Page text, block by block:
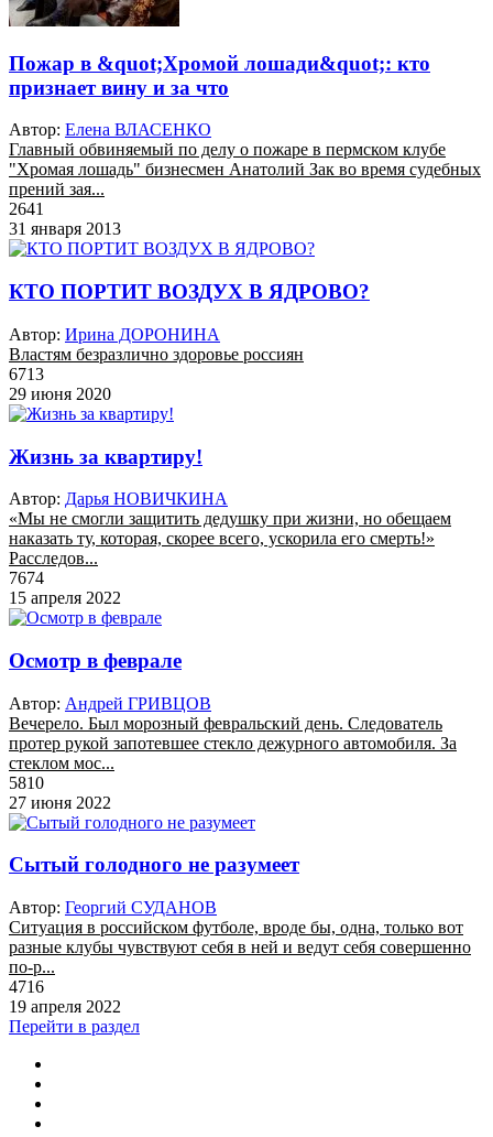
Пожар в &quot;Хромой лошади&quot;: кто
признает вину и за что
Автор: Елена ВЛАСЕНКО
Главный обвиняемый по делу о пожаре в пермском клубе
"Хромая лошадь" бизнесмен Анатолий Зак во время судебных
прений зая...
2641
31 января 2013
КТО ПОРТИТ ВОЗДУХ В ЯДРОВО?
Автор: Ирина ДОРОНИНА
Властям безразлично здоровье россиян
6713
29 июня 2020
Жизнь за квартиру!
Автор: Дарья НОВИЧКИНА
«Мы не смогли защитить дедушку при жизни, но обещаем
наказать ту, которая, скорее всего, ускорила его смерть!»
Расследов...
7674
15 апреля 2022
Осмотр в феврале
Автор: Андрей ГРИВЦОВ
Вечерело. Был морозный февральский день. Следователь
протер рукой запотевшее стекло дежурного автомобиля. За
стеклом мос...
5810
27 июня 2022
Сытый голодного не разумеет
Автор: Георгий СУДАНОВ
Ситуация в российском футболе, вроде бы, одна, только вот
разные клубы чувствуют себя в ней и ведут себя совершенно
по-р...
4716
19 апреля 2022
Перейти в раздел